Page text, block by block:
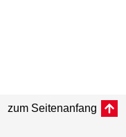
zum Seitenanfang